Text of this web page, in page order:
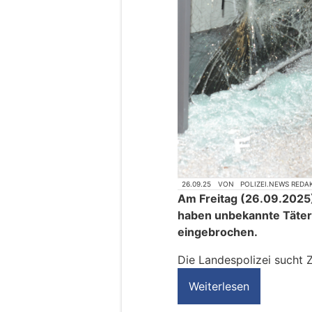
26.09.25 VON POLIZEI.NEWS
Am Freitag
haben unbekannte
eingebrochen.
Die Landespolizei sucht
Weiterlesen